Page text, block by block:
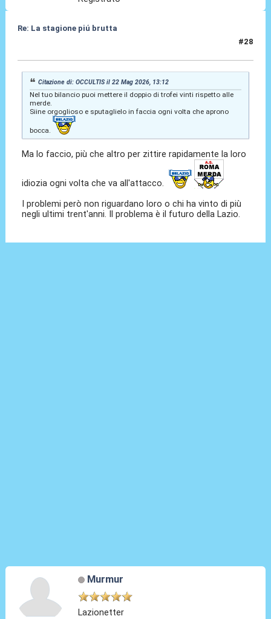
Re: La stagione piú brutta
#28
Citazione di: OCCULTIS il 22 Mag 2026, 13:12
Nel tuo bilancio puoi mettere il doppio di trofei vinti rispetto alle
merde.
Siine orgoglioso e sputaglielo in faccia ogni volta che aprono
bocca.
Ma lo faccio, più che altro per zittire rapidamente la loro
idiozia ogni volta che va all'attacco.
I problemi però non riguardano loro o chi ha vinto di più
negli ultimi trent'anni. Il problema è il futuro della Lazio.
Murmur
Lazionetter